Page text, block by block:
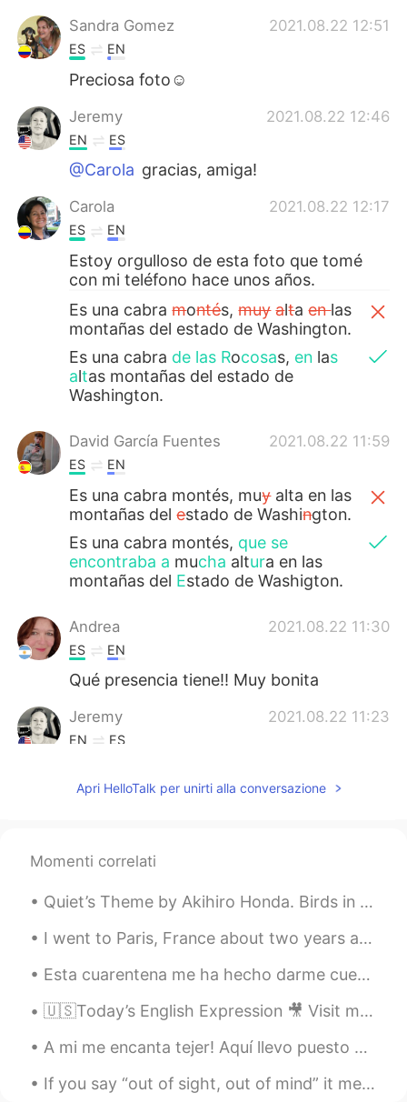
Türkçe Tiếng Việt
Sandra Gomez 2021.08.22 12:51
ES EN
Preciosa foto☺
Jeremy 2021.08.22 12:46
EN ES
@Carola gracias, amiga!
Carola 2021.08.22 12:17
ES EN
Estoy orgulloso de esta foto que tomé
con mi teléfono hace unos años.
Es una cabramontés,muy altaenlas
montañas del estado de Washington.
Es una cabra de las Rocosas, en las
altas montañas del estado de
Washington.
David García Fuentes 2021.08.22 11:59
ES EN
Es una cabra montés, muyalta en las
montañas delestado de Washington.
Es una cabra montés, que se
encontraba a mucha altura en las
montañas del Estado de Washigton.
Andrea 2021.08.22 11:30
ES EN
Qué presencia tiene!! Muy bonita
Jeremy 2021.08.22 11:23
EN ES
“cabra de las Rocosas.” La cabra montés
John
montañas del estado de Washington.
Es una cabra mont
s
, muy alta en las
montañas del estado de Washington.
Apri HelloTalk per unirti alla conversazione
Momenti correlati
Quiet’s Theme by Akihiro Honda. Birds in the sky Carry these words for me Life tasted sweet: It ...
I went to Paris, France about two years ago and brought a disposable camera with me. I was finall...
Esta cuarentena me ha hecho darme cuenta de lo mucho que extraño tocar el piano. No soy Mozart pe...
🇺🇸Today’s English Expression 🎥 Visit my YouTube channel to learn more 👉https://bit.ly/3fwv3Av
A mi me encanta tejer! Aquí llevo puesto un suéter que hice con mis propias manitos 😊 Hay alguie...
If you say “out of sight, out of mind” it means you quickly forget about that person when they ar...